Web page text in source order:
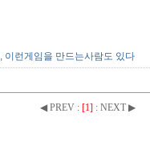
, 이런게임을 만드는사람도 있다
◀ PREV : [1] : NEXT ▶